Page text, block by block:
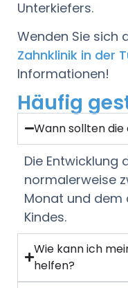
Unterkiefers.
Wenden Sie sich
Zahnklinik in der
Informationen!
Häufig
Wann sollten
Die Entwicklung
normalerweise
Monat und dem
Kindes.
Wie kann ich
helfen?